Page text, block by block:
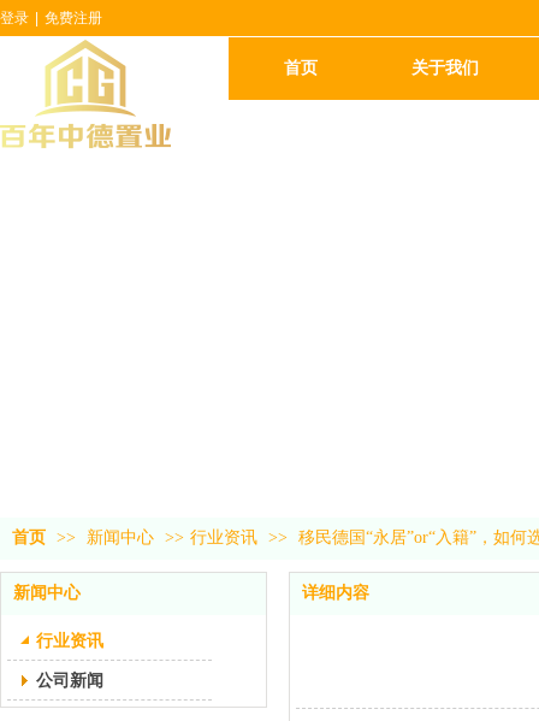
首页 关于我们
登录 免费注册
首页 >> 新闻中心 >> 行业资讯 >> 移民德国“永居”or“入籍”，如何
新闻中心
行业资讯
公司新闻
详细内容